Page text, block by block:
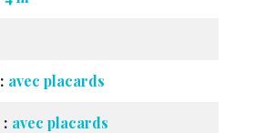
avec placards
avec placards